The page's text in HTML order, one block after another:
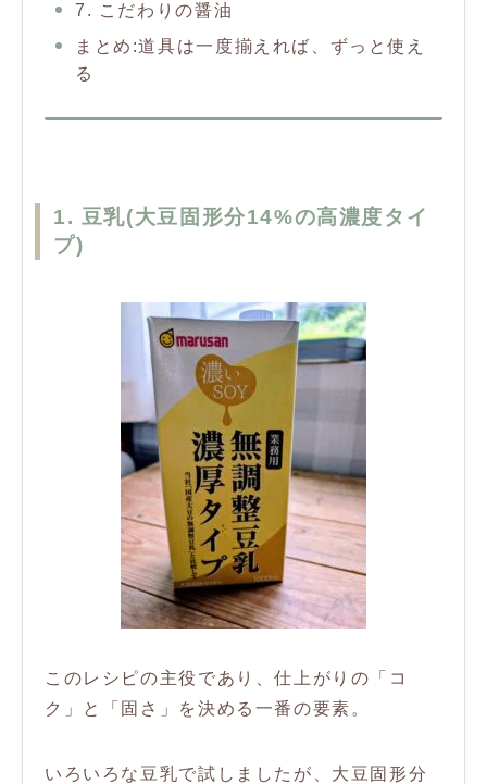
7. こだわりの醤油
まとめ:道具は一度揃えれば、ずっと使え
る
1. 豆乳(大豆固形分14%の高濃度タイ
プ)
このレシピの主役であり、仕上がりの「コ
ク」と「固さ」を決める一番の要素。
いろいろな豆乳で試しましたが、大豆固形分